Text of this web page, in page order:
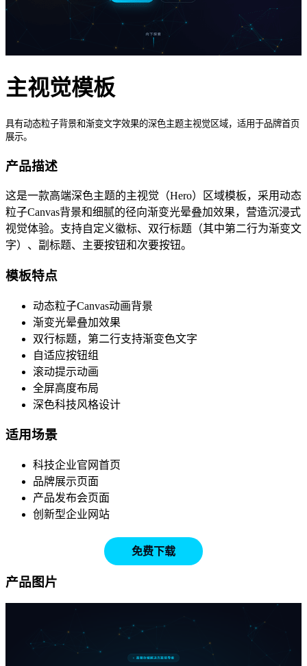
主视觉模板
具有动态粒子背景和渐变文字效果的深色主题主视觉区域，适用于品牌首页
展示。
产品描述
这是一款高端深色主题的主视觉（Hero）区域模板，采用动态
粒子Canvas背景和细腻的径向渐变光晕叠加效果，营造沉浸式
视觉体验。支持自定义徽标、双行标题（其中第二行为渐变文
字）、副标题、主要按钮和次要按钮。
模板特点
动态粒子Canvas动画背景
渐变光晕叠加效果
双行标题，第二行支持渐变色文字
自适应按钮组
滚动提示动画
全屏高度布局
深色科技风格设计
适用场景
科技企业官网首页
品牌展示页面
产品发布会页面
创新型企业网站
免费下载
产品图片